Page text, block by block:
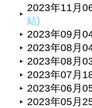
2023年11月
結)
2023年09月
2023年08月
2023年08月
2023年07月
2023年06月
2023年05月